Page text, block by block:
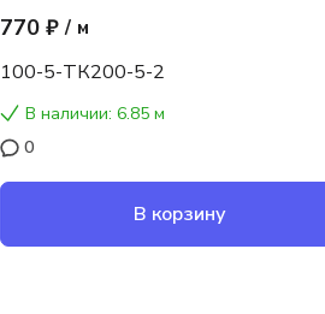
770 ₽ / м
100-5-ТК200-5-2
В наличии: 6.85 м
0
В корзину